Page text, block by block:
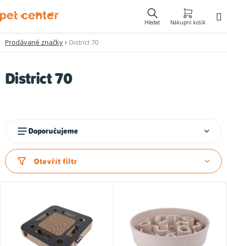
na
Hledat Nákupní košík
Prodávané značky District 70
District 70
Otevřít filtr
z
e
Doporučujeme
V
ý
p
r